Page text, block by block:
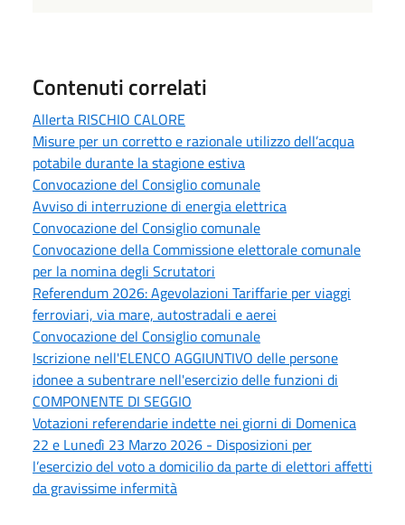
Contenuti correlati
Allerta RISCHIO CALORE
Misure per un corretto e razionale utilizzo dell’acqua
potabile durante la stagione estiva
Convocazione del Consiglio comunale
Avviso di interruzione di energia elettrica
Convocazione del Consiglio comunale
Convocazione della Commissione elettorale comunale
per la nomina degli Scrutatori
Referendum 2026: Agevolazioni Tariffarie per viaggi
ferroviari, via mare, autostradali e aerei
Convocazione del Consiglio comunale
Iscrizione nell'ELENCO AGGIUNTIVO delle persone
idonee a subentrare nell'esercizio delle funzioni di
COMPONENTE DI SEGGIO
Votazioni referendarie indette nei giorni di Domenica
22 e Lunedì 23 Marzo 2026 - Disposizioni per
l’esercizio del voto a domicilio da parte di elettori affetti
da gravissime infermità